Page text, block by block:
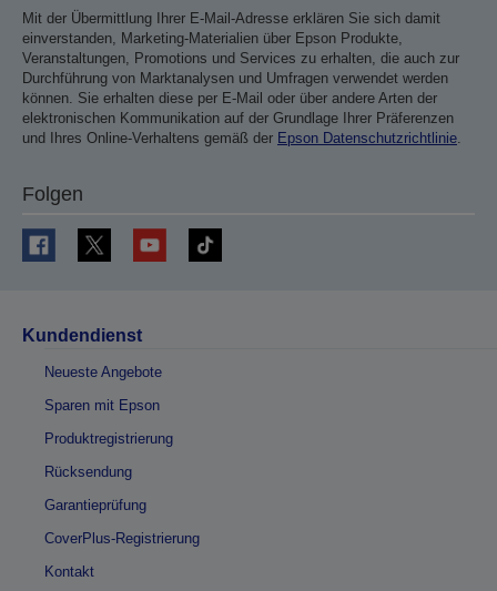
Mit der Übermittlung Ihrer E-Mail-Adresse erklären Sie sich damit
einverstanden, Marketing-Materialien über Epson Produkte,
Veranstaltungen, Promotions und Services zu erhalten, die auch zur
Durchführung von Marktanalysen und Umfragen verwendet werden
können. Sie erhalten diese per E-Mail oder über andere Arten der
elektronischen Kommunikation auf der Grundlage Ihrer Präferenzen
und Ihres Online-Verhaltens gemäß der Epson Datenschutzrichtlinie.
Folgen
Kundendienst
Neueste Angebote
Sparen mit Epson
Produktregistrierung
Rücksendung
Garantieprüfung
CoverPlus-Registrierung
Kontakt